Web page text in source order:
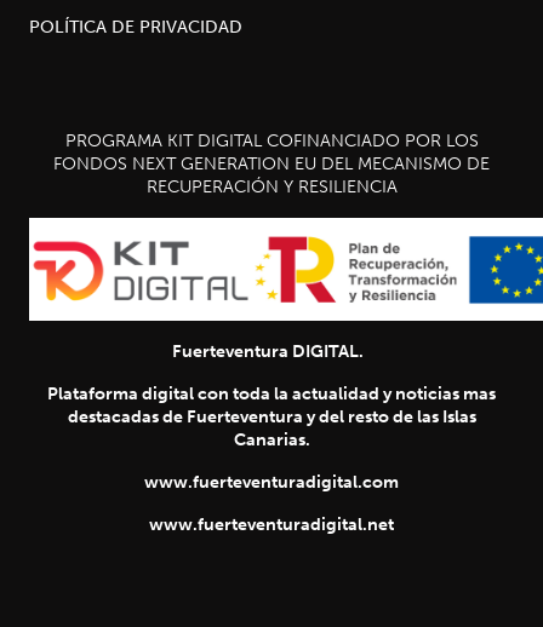
POLÍTICA DE PRIVACIDAD
PROGRAMA KIT DIGITAL COFINANCIADO POR LOS
FONDOS NEXT GENERATION EU DEL MECANISMO DE
RECUPERACIÓN Y RESILIENCIA
Fuerteventura DIGITAL.
Plataforma digital con toda la actualidad y noticias mas
destacadas de Fuerteventura y del resto de las Islas
Canarias.
www.fuerteventuradigital.com
www.fuerteventuradigital.net